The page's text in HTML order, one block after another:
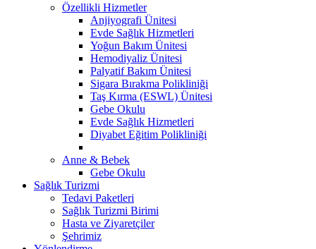
Özellikli Hizmetler
Anjiyografi Ünitesi
Evde Sağlık Hizmetleri
Yoğun Bakım Ünitesi
Hemodiyaliz Ünitesi
Palyatif Bakım Ünitesi
Sigara Bırakma Polikliniği
Taş Kırma (ESWL) Ünitesi
Gebe Okulu
Evde Sağlık Hizmetleri
Diyabet Eğitim Polikliniği
Anne & Bebek
Gebe Okulu
Sağlık Turizmi
Tedavi Paketleri
Sağlık Turizmi Birimi
Hasta ve Ziyaretçiler
Şehrimiz